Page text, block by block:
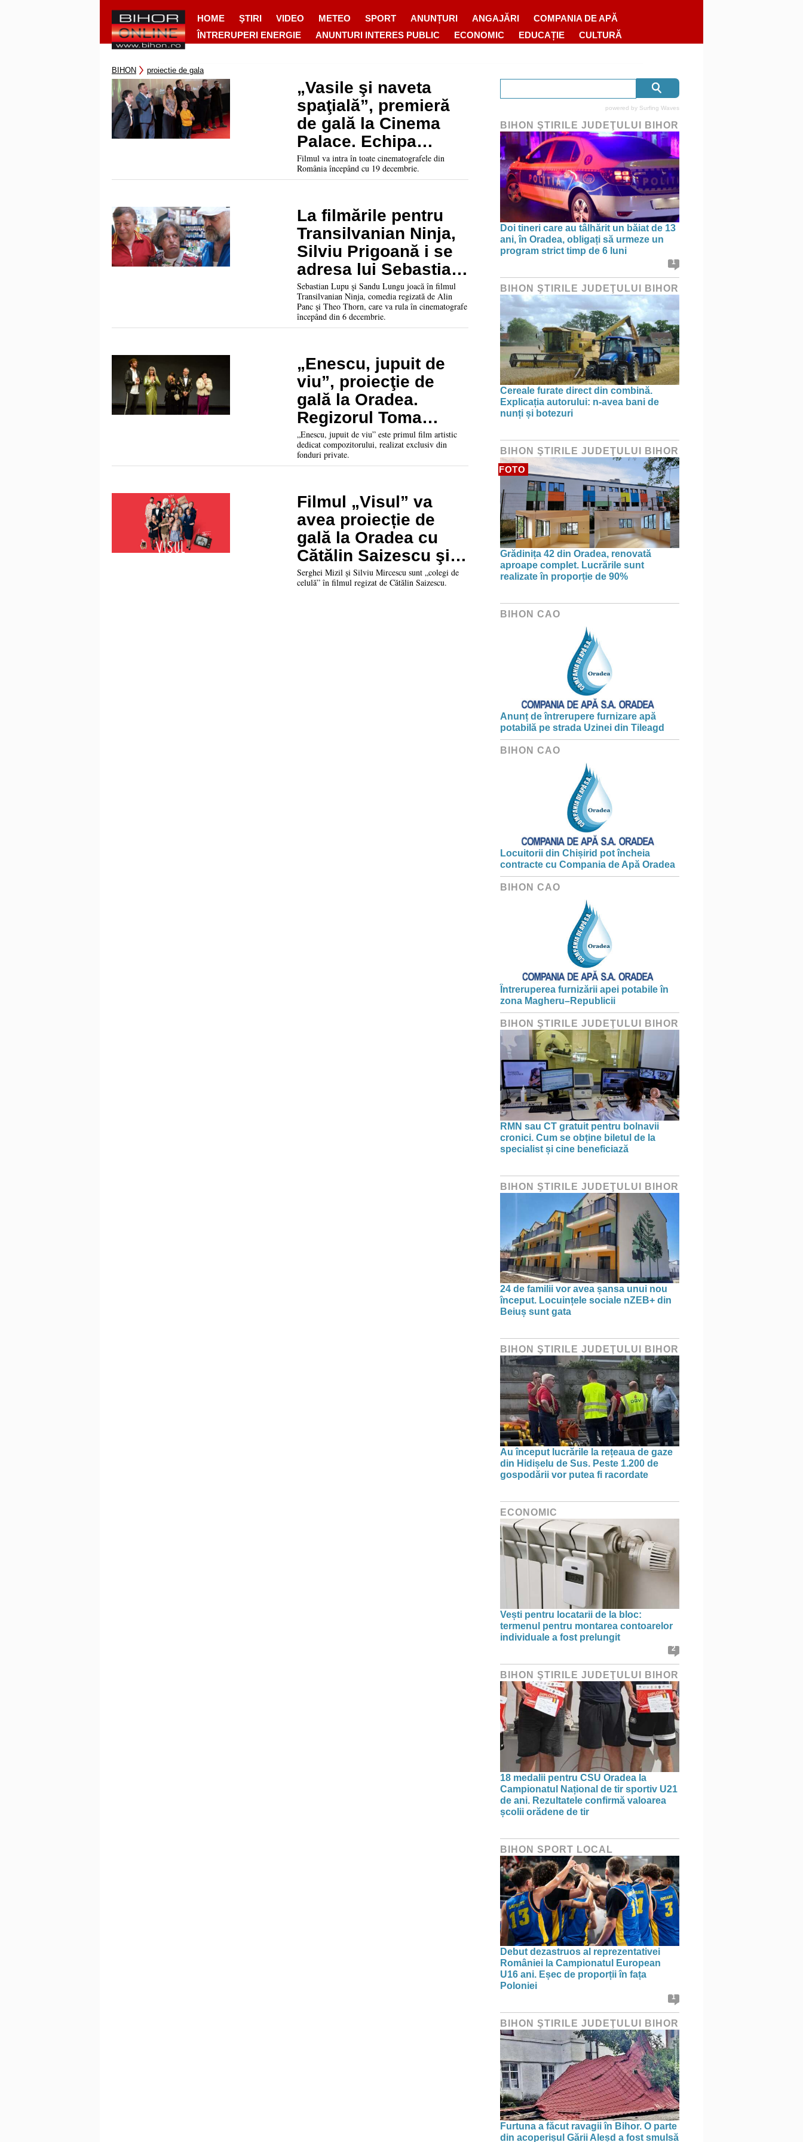
HOME ŞTIRI VIDEO METEO SPORT ANUNȚURI ANGAJĂRI
COMPANIA DE APĂ
ÎNTRERUPERI ENERGIE
ANUNTURI INTERES PUBLIC ECONOMIC EDUCAȚIE CULTURĂ
BIHON proiectie de gala
„Vasile şi naveta
spaţială”, premieră
de gală la Cinema
Palace. Echipa
filmului s-a întâlnit
cu publicul orădean
Filmul va intra în toate cinematografele din
România începând cu 19 decembrie.
La filmările pentru
Transilvanian Ninja,
Silviu Prigoană i se
adresa lui Sebastian
Lupu cu apelativul
„Excelenţă”
Sebastian Lupu şi Sandu Lungu joacă în filmul
Transilvanian Ninja, comedia regizată de Alin
Panc şi Theo Thorn, care va rula în cinematografe
începând din 6 decembrie.
„Enescu, jupuit de
viu”, proiecţie de
gală la Oradea.
Regizorul Toma
Enache: „Enescu era
de o generozitate
incredibilă”
„Enescu, jupuit de viu” este primul film artistic
dedicat compozitorului, realizat exclusiv din
fonduri private.
Filmul „Visul” va
avea proiecție de
gală la Oradea cu
Cătălin Saizescu şi o
parte din actori
Serghei Mizil și Silviu Mircescu sunt „colegi de
celulă” în filmul regizat de Cătălin Saizescu.
powered by Surfing Waves
BIHON ŞTIRILE JUDEŢULUI BIHOR
Doi tineri care au tâlhărit un băiat de 13
ani, în Oradea, obligați să urmeze un
program strict timp de 6 luni
1
BIHON ŞTIRILE JUDEŢULUI BIHOR
Cereale furate direct din combină.
Explicația autorului: n-avea bani de
nunți și botezuri
BIHON ŞTIRILE JUDEŢULUI BIHOR
FOTO
Grădinița 42 din Oradea, renovată
aproape complet. Lucrările sunt
realizate în proporție de 90%
BIHON CAO
Anunț de întrerupere furnizare apă
potabilă pe strada Uzinei din Tileagd
BIHON CAO
Locuitorii din Chișirid pot încheia
contracte cu Compania de Apă Oradea
BIHON CAO
Întreruperea furnizării apei potabile în
zona Magheru–Republicii
BIHON ŞTIRILE JUDEŢULUI BIHOR
RMN sau CT gratuit pentru bolnavii
cronici. Cum se obține biletul de la
specialist și cine beneficiază
BIHON ŞTIRILE JUDEŢULUI BIHOR
24 de familii vor avea șansa unui nou
început. Locuințele sociale nZEB+ din
Beiuș sunt gata
BIHON ŞTIRILE JUDEŢULUI BIHOR
Au început lucrările la rețeaua de gaze
din Hidișelu de Sus. Peste 1.200 de
gospodării vor putea fi racordate
ECONOMIC
Vești pentru locatarii de la bloc:
termenul pentru montarea contoarelor
individuale a fost prelungit
2
BIHON ŞTIRILE JUDEŢULUI BIHOR
18 medalii pentru CSU Oradea la
Campionatul Național de tir sportiv U21
de ani. Rezultatele confirmă valoarea
școlii orădene de tir
BIHON SPORT LOCAL
Debut dezastruos al reprezentativei
României la Campionatul European
U16 ani. Eșec de proporții în fața
Poloniei
1
BIHON ŞTIRILE JUDEŢULUI BIHOR
Furtuna a făcut ravagii în Bihor. O parte
din acoperișul Gării Aleșd a fost smulsă